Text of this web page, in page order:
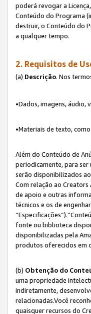
poderá revogar a
Conteúdo do Programa
destruir, o Conteúdo do
a qualquer tempo.
2. Requisitos de
(a) Descrição. Nos
•Dados, imagens,
•Materiais de texto,
Além do Conteúdo de
periodicamente, para
serão disponibilizados
Com relação ao Creators
de apoio e outras
técnicos e os de
fonte ou biblioteca
disponibilizadas pela
produtos oferecidos em
(b) Obtenção do
uma propriedade
indiretamente,
relacionadas.Você
quaisquer recursos do